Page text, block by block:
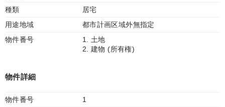
種類
居宅
用途地域
都市計画区域外無指定
物件番号
1. 土地
2. 建物 (所有権)
物件詳細
物件番号
1